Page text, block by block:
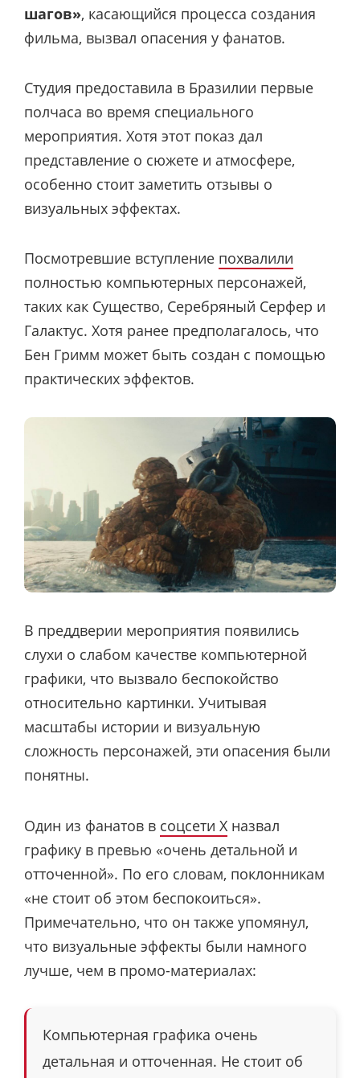
шагов», касающийся процесса создания
фильма, вызвал опасения у фанатов.
Студия предоставила в Бразилии первые
полчаса во время специального
мероприятия. Хотя этот показ дал
представление о сюжете и атмосфере,
особенно стоит заметить отзывы о
визуальных эффектах.
Посмотревшие вступление похвалили
полностью компьютерных персонажей,
таких как Существо, Серебряный Серфер и
Галактус. Хотя ранее предполагалось, что
Бен Гримм может быть создан с помощью
практических эффектов.
В преддверии мероприятия появились
слухи о слабом качестве компьютерной
графики, что вызвало беспокойство
относительно картинки. Учитывая
масштабы истории и визуальную
сложность персонажей, эти опасения были
понятны.
Один из фанатов в соцсети X назвал
графику в превью «очень детальной и
отточенной». По его словам, поклонникам
«не стоит об этом беспокоиться».
Примечательно, что он также упомянул,
что визуальные эффекты были намного
лучше, чем в промо-материалах:
Компьютерная графика очень
детальная и отточенная. Не стоит об